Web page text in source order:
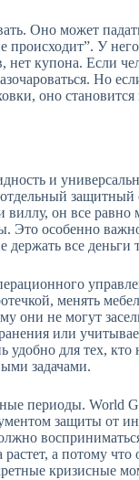
Оно может
происходит”. У
купона. Если
Но
оно
и
виллу, он все
Это особенно
все деньги
менять
они не могут
или
удобно для тех,
задачами.
периоды. World
защиты от
а потому
кризисные